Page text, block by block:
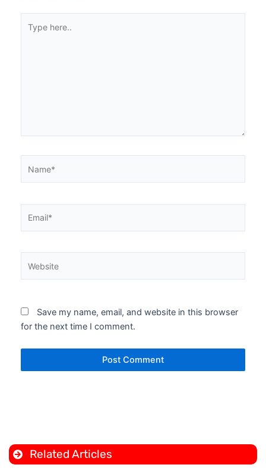
here..
Save my name, email, and website in this browser
for the next time I comment.
Related Articles